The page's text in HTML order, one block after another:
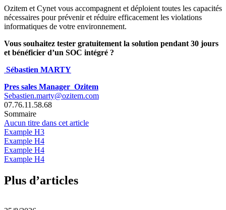
Ozitem et Cynet vous accompagnent et déploient toutes les capacités
nécessaires pour prévenir et réduire efficacement les violations
informatiques de votre environnement.
Vous souhaitez tester gratuitement la solution pendant 30 jours
et bénéficier d’un SOC intégré ?
Sébastien MARTY
Pres sales Manager Ozitem
Sebastien.marty@ozitem.com
07.76.11.58.68
Sommaire
Aucun titre dans cet article
Example H3
Example H4
Example H4
Example H4
Plus d’articles